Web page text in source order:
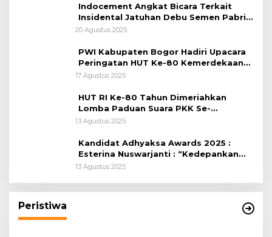
Indocement Angkat Bicara Terkait
Insidental Jatuhan Debu Semen Pabrik
Citeureup
20 Agustus 2025
PWI Kabupaten Bogor Hadiri Upacara
Peringatan HUT Ke-80 Kemerdekaan
RI, di Lapangan Tegar Beriman
17 Agustus 2025
HUT RI Ke-80 Tahun Dimeriahkan
Lomba Paduan Suara PKK Se-
Kabupaten Bogor
13 Agustus 2025
Kandidat Adhyaksa Awards 2025 :
Esterina Nuswarjanti : “Kedepankan
Keadilan Restoratif Wujudkan
13 Agustus 2025
Peristiwa